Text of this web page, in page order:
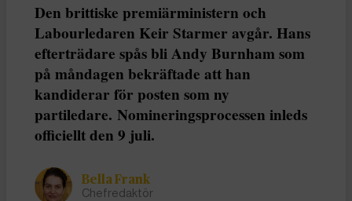
Den brittiske premiärministern och
Labourledaren Keir Starmer avgår. Hans
efterträdare spås bli Andy Burnham som
på måndagen bekräftade att han
kandiderar för posten som ny
partiledare. Nomineringsprocessen inleds
officiellt den 9 juli.
Bella Frank
Chefredaktör